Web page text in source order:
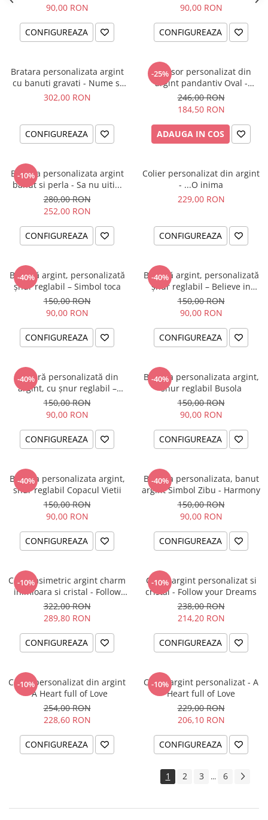
90,00 RON
CONFIGUREAZA
90,00 RON
CONFIGUREAZA
Bratara personalizata argint
cu banuti gravati - Nume si
simbol catelus
302,00 RON
CONFIGUREAZA
-25%
Lantisor personalizat din
argint pandantiv Oval -
Catwoman
246,00 RON
184,50 RON
ADAUGA IN COS
-10%
Bratara personalizata argint
banut si perla - Sa nu uiti...
280,00 RON
252,00 RON
CONFIGUREAZA
Colier personalizat din argint
- ...O inima
229,00 RON
CONFIGUREAZA
-40%
Brățară argint, personalizată
șnur reglabil – Simbol toca
150,00 RON
90,00 RON
CONFIGUREAZA
-40%
Brățară argint, personalizată
șnur reglabil – Believe in
Yourself
150,00 RON
90,00 RON
CONFIGUREAZA
-40%
Brățară personalizată din
argint, cu șnur reglabil –
simbol Soare
150,00 RON
90,00 RON
CONFIGUREAZA
-40%
Bratara personalizata argint,
snur reglabil Busola
150,00 RON
90,00 RON
CONFIGUREAZA
-40%
Bratara personalizata argint,
snur reglabil Copacul Vietii
150,00 RON
90,00 RON
CONFIGUREAZA
-40%
Bratara personalizata, banut
argint Simbol Zibu - Harmony
150,00 RON
90,00 RON
CONFIGUREAZA
-10%
Colier asimetric argint charm
inimioara si cristal - Follow
your Dreams
322,00 RON
289,80 RON
CONFIGUREAZA
-10%
Colier argint personalizat si
cristal - Follow your Dreams
238,00 RON
214,20 RON
CONFIGUREAZA
-10%
Colier personalizat din argint
- A Heart full of Love
254,00 RON
228,60 RON
CONFIGUREAZA
-10%
Colier argint personalizat - A
Heart full of Love
229,00 RON
206,10 RON
CONFIGUREAZA
1 2 3 ... 6